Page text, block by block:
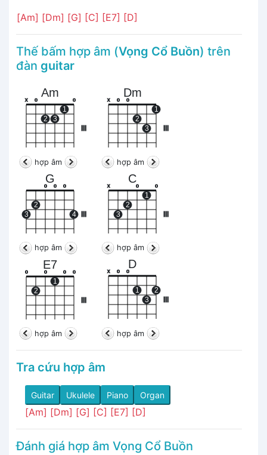
[Am] [Dm] [G] [C] [E7] [D]
Thế bấm hợp âm (Vọng Cổ Buồn) trên
đàn guitar
Am
x o
2 3
1
o
hợp âm
Dm
x o o
2
3
1
hợp âm
G
III
3
2
o o o
4
hợp âm
C
x
3
2
o
1
o
hợp âm
E7
III
o
2
o
1
o o
hợp âm
D
x o o
1
3
2
hợp âm
Tra cứu hợp âm
Guitar Ukulele Piano Organ
[Am] [Dm] [G] [C] [E7] [D]
Đánh giá hợp âm Vọng Cổ Buồn